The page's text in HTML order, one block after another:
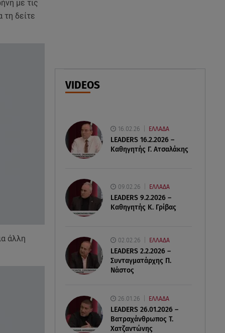
Τροχαίο Σέρρες: «Δεν πρόλαβα
VIDEOS
16.02.26 ΕΛΛΑΔΑ
LEADERS 16.2.2026 –
Καθηγητής Γ. Ατσαλάκης
09.02.26 ΕΛΛΑΔΑ
LEADERS 9.2.2026 –
Καθηγητής Κ. Γρίβας
02.02.26 ΕΛΛΑΔΑ
LEADERS 2.2.2026 –
Συνταγματάρχης Π.
Νάστος
26.01.26 ΕΛΛΑΔΑ
LEADERS 26.01.2026 –
Βατραχάνθρωπος Τ.
Χατζαντώνης
με τις
τη δείτε
άλλη